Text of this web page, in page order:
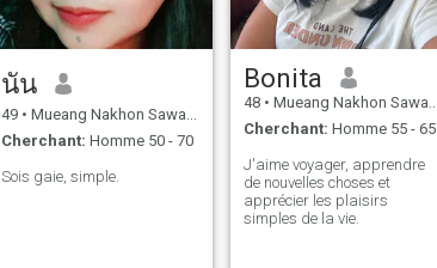
นัน
49 • Mueang Nakhon Sawan, Nakhon Sawan, Thailande
Cherchant: Homme 50 - 70
Sois gaie, simple.
Bonita
48 • Mueang Nakhon Sawan, Nakhon Sawan, Thailande
Cherchant: Homme 55 - 65
J'aime voyager, apprendre
de nouvelles choses et
apprécier les plaisirs
simples de la vie.